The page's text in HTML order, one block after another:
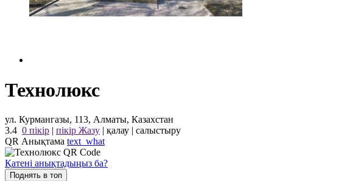
Технолюкс
ул. Курмангазы, 113, Алматы, Казахстан
3.4 0 пікір | пікір Жазу | қалау | салыстыру
QR Анықтама text_what
Қатені анықтадыңыз ба?
Поднять в топ